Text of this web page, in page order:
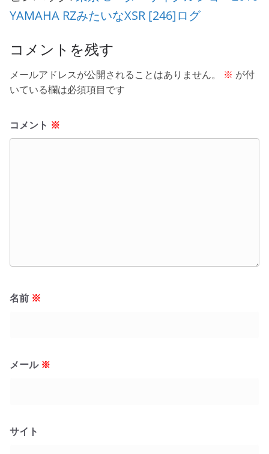
YAMAHA RZみたいなXSR [246]ログ
コメントを残す
メールアドレスが公開されることはありません。 ※ が付
いている欄は必須項目です
コメント ※
名前 ※
メール ※
サイト